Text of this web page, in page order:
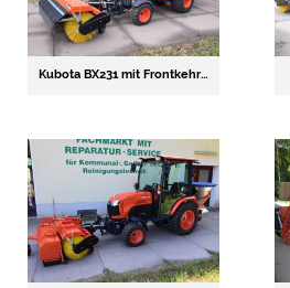
Kubota BX231 mit Frontkehrmaschine KOVA und Kubota Streuer PRO 180